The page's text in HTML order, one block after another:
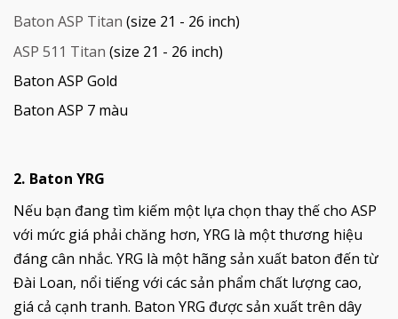
Baton ASP Titan (size 21 - 26 inch)
ASP 511 Titan (size 21 - 26 inch)
Baton ASP Gold
Baton ASP 7 màu
2. Baton YRG
Nếu bạn đang tìm kiếm một lựa chọn thay thế cho ASP
với mức giá phải chăng hơn, YRG là một thương hiệu
đáng cân nhắc. YRG là một hãng sản xuất baton đến từ
Đài Loan, nổi tiếng với các sản phẩm chất lượng cao,
giá cả cạnh tranh. Baton YRG được sản xuất trên dây